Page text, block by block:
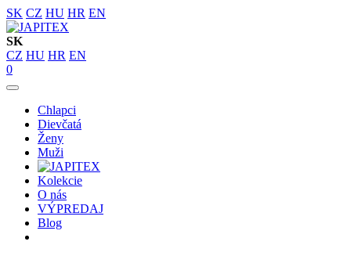
SK CZ HU HR EN
SK
CZ HU HR EN
0
Chlapci
Dievčatá
Ženy
Muži
Kolekcie
O nás
VÝPREDAJ
Blog